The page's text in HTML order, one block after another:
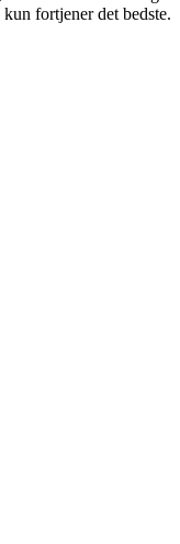
fortjener det bedste.